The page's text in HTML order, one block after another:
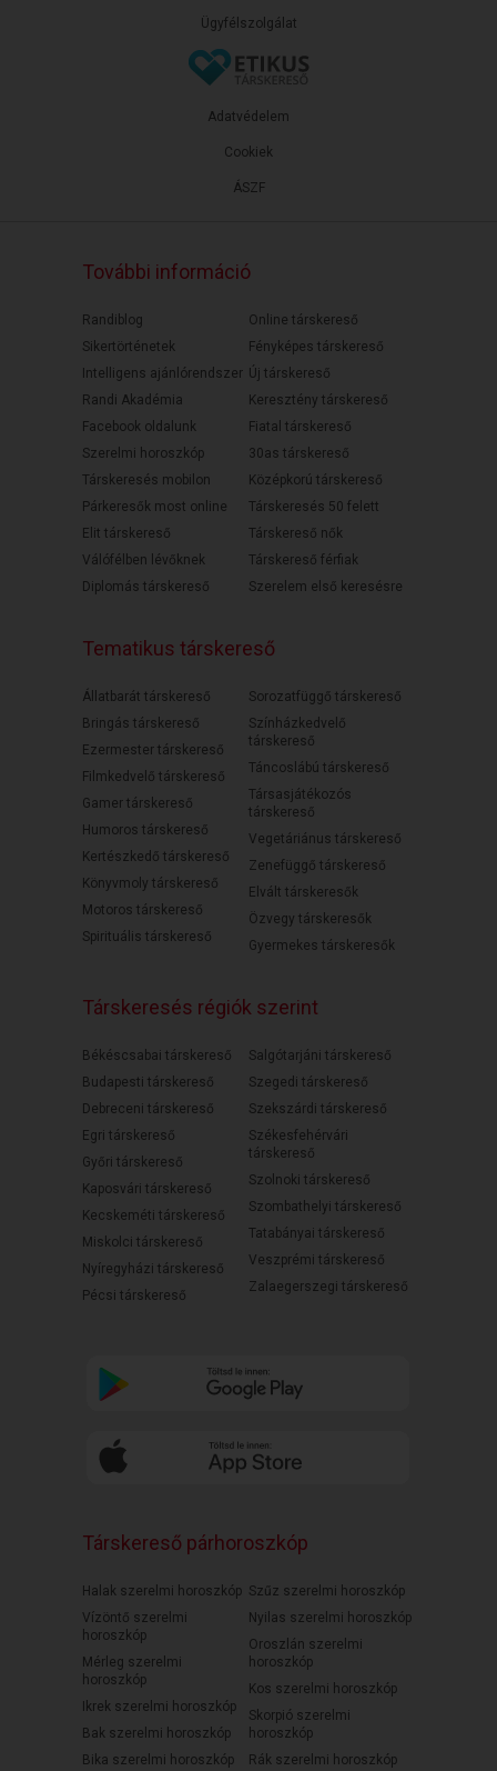
Ügyfélszolgálat
ÁSZF
Adatvédelem
Cookiek
További információ
Randiblog
Sikertörténetek
Intelligens ajánlórendszer
Randi Akadémia
Facebook oldalunk
Szerelmi horoszkóp
Társkeresés mobilon
Párkeresők most online
Elit társkereső
Válófélben lévőknek
Diplomás társkereső
Online társkereső
Fényképes társkereső
Új társkereső
Keresztény társkereső
Fiatal társkereső
30as társkereső
Középkorú társkereső
Társkeresés 50 felett
Társkereső nők
Társkereső férfiak
Szerelem első keresésre
Tematikus társkereső
Állatbarát társkereső
Bringás társkereső
Ezermester társkereső
Filmkedvelő társkereső
Gamer társkereső
Humoros társkereső
Kertészkedő társkereső
Könyvmoly társkereső
Motoros társkereső
Spirituális társkereső
Sorozatfüggő társkereső
Színházkedvelő
társkereső
Táncoslábú társkereső
Társasjátékozós
társkereső
Vegetáriánus társkereső
Zenefüggő társkereső
Elvált társkeresők
Özvegy társkeresők
Gyermekes társkeresők
Társkeresés régiók szerint
Békéscsabai társkereső
Budapesti társkereső
Debreceni társkereső
Egri társkereső
Győri társkereső
Kaposvári társkereső
Kecskeméti társkereső
Miskolci társkereső
Nyíregyházi társkereső
Pécsi társkereső
Salgótarjáni társkereső
Szegedi társkereső
Szekszárdi társkereső
Székesfehérvári
társkereső
Szolnoki társkereső
Szombathelyi társkereső
Tatabányai társkereső
Veszprémi társkereső
Zalaegerszegi társkereső
Társkereső párhoroszkóp
Halak szerelmi horoszkóp
Vízöntő szerelmi
horoszkóp
Mérleg szerelmi
horoszkóp
Ikrek szerelmi horoszkóp
Bak szerelmi horoszkóp
Bika szerelmi horoszkóp
Szűz szerelmi horoszkóp
Nyilas szerelmi horoszkóp
Oroszlán szerelmi
horoszkóp
Kos szerelmi horoszkóp
Skorpió szerelmi
horoszkóp
Rák szerelmi horoszkóp